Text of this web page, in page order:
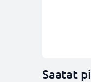
Saatat